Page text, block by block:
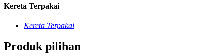
Kereta Terpakai
Kereta Terpakai
Produk pilihan